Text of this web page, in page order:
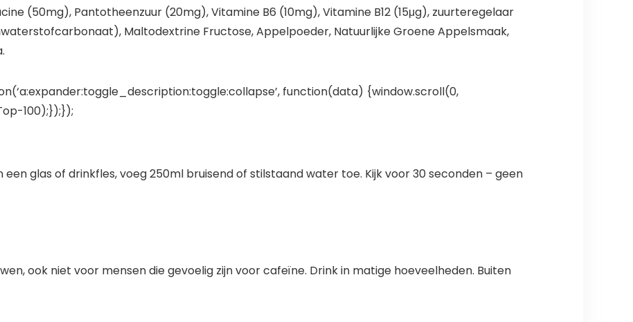
(50mg), Pantotheenzuur (20mg), Vitamine B6 (10mg), Vitamine B12 (15μg), zuurteregelaar
Maltodextrine Fructose, Appelpoeder, Natuurlijke Groene Appelsmaak,
function(data) {window.scroll(0,
100);});});
een glas of drinkfles, voeg 250ml bruisend of stilstaand water toe. Kijk voor 30 seconden – geen
ook niet voor mensen die gevoelig zijn voor cafeïne. Drink in matige hoeveelheden. Buiten